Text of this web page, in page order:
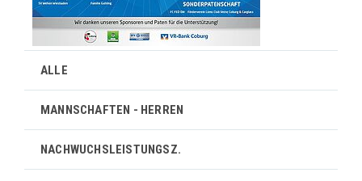
ALLE
MANNSCHAFTEN - HERREN
NACHWUCHSLEISTUNGSZ.